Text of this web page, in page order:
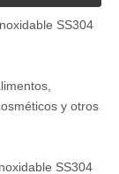
SS304
y otros
SS304